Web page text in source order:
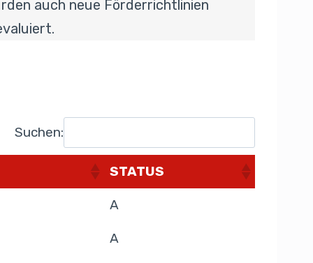
auch neue Förderrichtlinien
Suchen:
STATUS
A
A